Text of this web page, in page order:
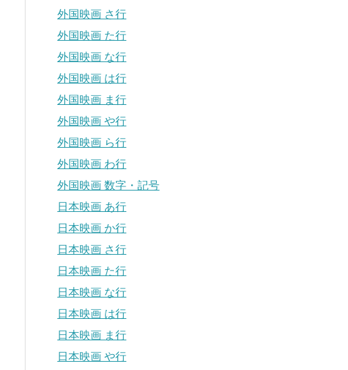
外国映画 さ行
外国映画 た行
外国映画 な行
外国映画 は行
外国映画 ま行
外国映画 や行
外国映画 ら行
外国映画 わ行
外国映画 数字・記号
日本映画 あ行
日本映画 か行
日本映画 さ行
日本映画 た行
日本映画 な行
日本映画 は行
日本映画 ま行
日本映画 や行